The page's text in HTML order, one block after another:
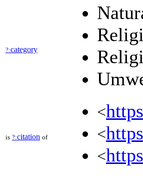
?:category
is ?:citation of
<
<
<